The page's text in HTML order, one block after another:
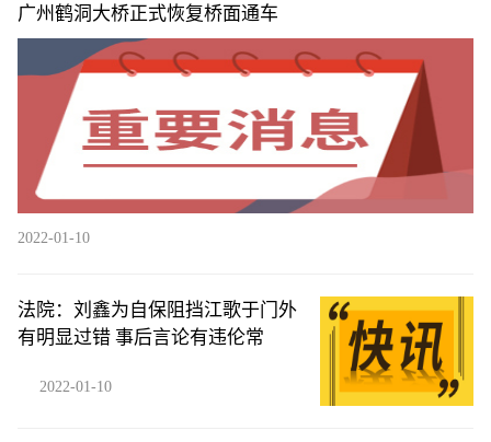
广州鹤洞大桥正式恢复桥面通车
2022-01-10
法院：刘鑫为自保阻挡江歌于门外
有明显过错 事后言论有违伦常
2022-01-10